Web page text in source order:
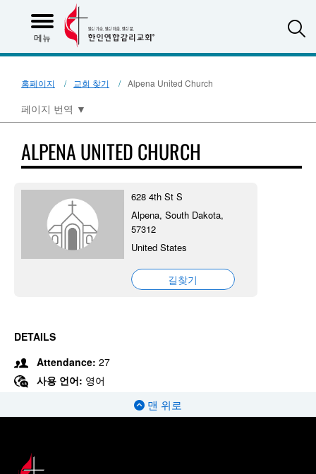
메뉴
홈페이지 교회 찾기 Alpena United Church
페이지 번역 ▼
ALPENA UNITED CHURCH
628 4th St S
Alpena, South Dakota,
57312
United States
길찾기
DETAILS
Attendance: 27
사용 언어: 영어
맨 위로